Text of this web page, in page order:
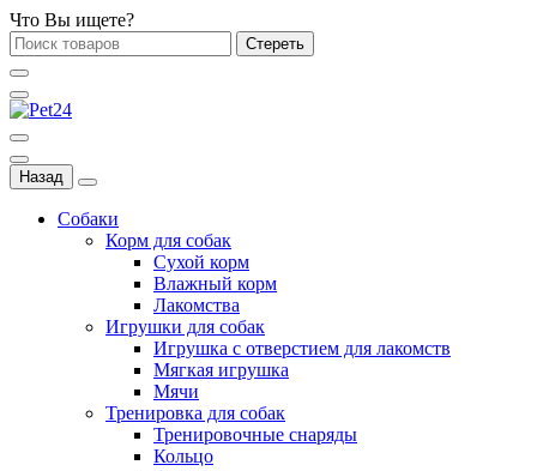
Что Вы ищете?
Стереть
Назад
Собаки
Корм для собак
Сухой корм
Влажный корм
Лакомства
Игрушки для собак
Игрушка с отверстием для лакомств
Мягкая игрушка
Мячи
Тренировка для собак
Тренировочные снаряды
Кольцо